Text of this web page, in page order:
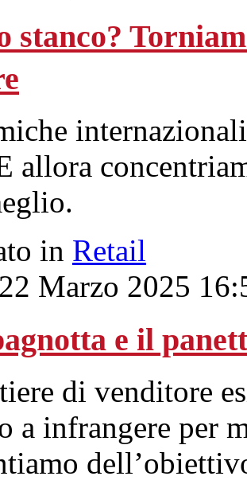
stanco?
allora
in Retail
Marzo 2025
e il
di venditore
a infrangere per